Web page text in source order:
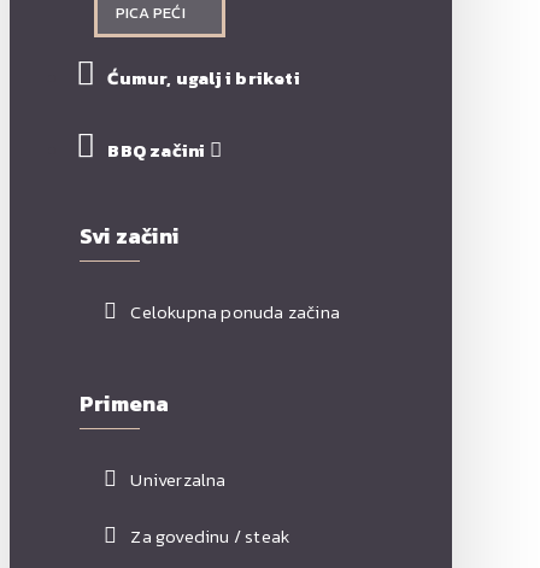
PICA PEĆI
Ćumur, ugalj i briketi
BBQ začini
Svi začini
Celokupna ponuda začina
Primena
Univerzalna
Za govedinu / steak